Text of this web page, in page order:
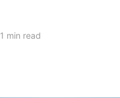
1 min read